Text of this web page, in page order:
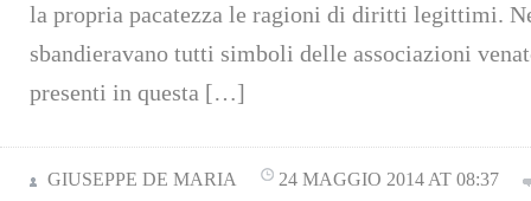
la propria pacatezza le ragioni di diritti legittimi.
sbandieravano tutti simboli delle associazioni
presenti in questa […]
GIUSEPPE DE MARIA 24 MAGGIO 2014 AT 08:37